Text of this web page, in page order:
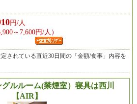
円/人
～7,600円/人）
されている直近30日間の「金額/食事」内容を
ルルーム(禁煙室）寝具は西川
【AIR】